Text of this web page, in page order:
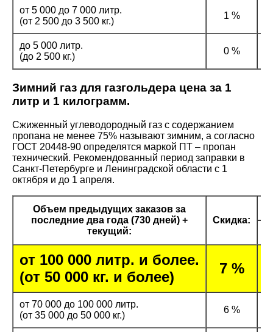
от 5 000 до 7 000 литр.
(от 2 500 до 3 500 кг.)
1 %
до 5 000 литр.
(до 2 500 кг.)
0 %
Зимний газ для газгольдера цена за 1
литр и 1 килограмм.
Сжиженный углеводородный газ с содержанием
пропана не менее 75% называют зимним, а согласно
ГОСТ 20448-90 определятся маркой ПТ – пропан
технический. Рекомендованный период заправки в
Санкт-Петербурге и Ленинградской области с 1
октября и до 1 апреля.
Объем предыдущих заказов за
последние два года (730 дней) +
текущий:
Скидка:
от 100 000 литр. и более.
(от 50 000 кг. и более)
7 %
от 70 000 до 100 000 литр.
(от 35 000 до 50 000 кг.)
6 %